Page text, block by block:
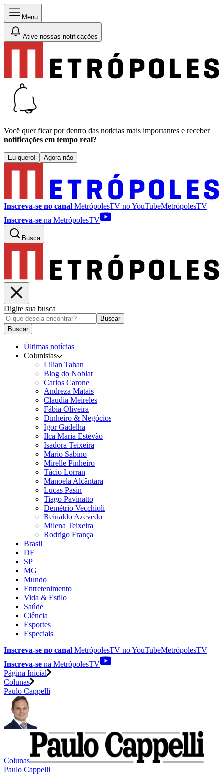
Menu
Ative nossas notificações
Você quer ficar por dentro das notícias mais importantes e receber
notificações em tempo real?
Eu quero! Agora não
Inscreva-se no canal MetrópolesTV noYouTubeMetrópolesTV
Inscreva-se na MetrópolesTV
Busca
Digite sua busca
Buscar
Buscar
Últimas notícias
Colunistas
Lilian Tahan
Blog do Noblat
Carlos Carone
Andreza Matais
Claudia Meireles
Fábia Oliveira
Dinheiro & Negócios
Igor Gadelha
Ilca Maria Estevão
Isadora Teixeira
Mario Sabino
Mirelle Pinheiro
Tácio Lorran
Manoela Alcântara
Lucas Pasin
Tiago Pavinatto
Demétrio Vecchioli
Reinaldo Azevedo
Milena Teixeira
Rodrigo França
Brasil
DF
SP
MG
Mundo
Entretenimento
Vida & Estilo
Saúde
Ciência
Esportes
Especiais
Inscreva-se no canal MetrópolesTV noYouTubeMetrópolesTV
Inscreva-se na MetrópolesTV
Página Inicial
Colunas
Paulo Cappelli
Colunas
Paulo Cappelli